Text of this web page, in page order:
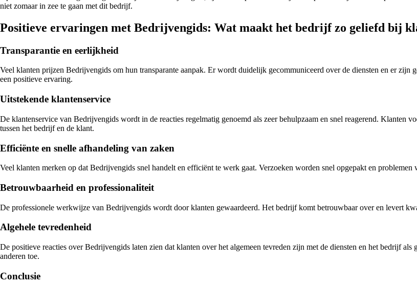
niet zomaar in zee te gaan met dit bedrijf.
Positieve ervaringen met Bedrijvengids: Wat maakt het bedrijf zo geliefd bij
Transparantie en eerlijkheid
Veel klanten prijzen Bedrijvengids om hun transparante aanpak. Er wordt duidelijk gecommuniceerd over de diensten en er
een positieve ervaring.
Uitstekende klantenservice
De klantenservice van Bedrijvengids wordt in de reacties regelmatig genoemd als zeer behulpzaam en snel reagerend. Klanten
tussen het bedrijf en de klant.
Efficiënte en snelle afhandeling van zaken
Veel klanten merken op dat Bedrijvengids snel handelt en efficiënt te werk gaat. Verzoeken worden snel opgepakt en
Betrouwbaarheid en professionaliteit
De professionele werkwijze van Bedrijvengids wordt door klanten gewaardeerd. Het bedrijf komt betrouwbaar over en levert
Algehele tevredenheid
De positieve reacties over Bedrijvengids laten zien dat klanten over het algemeen tevreden zijn met de diensten en het bedrijf
anderen toe.
Conclusie